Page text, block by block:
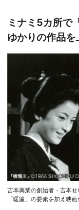
ミナミ5カ所で
ゆかりの作品を
吉本興業の創始者・吉本せ
「暖簾」の要素を加え映